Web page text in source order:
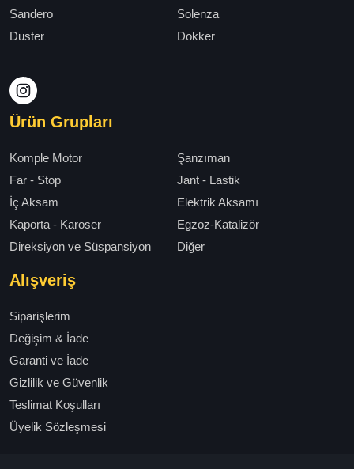
Sandero
Solenza
Duster
Dokker
Ürün Grupları
Komple Motor
Şanzıman
Far - Stop
Jant - Lastik
İç Aksam
Elektrik Aksamı
Kaporta - Karoser
Egzoz-Katalizör
Direksiyon ve Süspansiyon
Diğer
Alışveriş
Siparişlerim
Değişim & İade
Garanti ve İade
Gizlilik ve Güvenlik
Teslimat Koşulları
Üyelik Sözleşmesi